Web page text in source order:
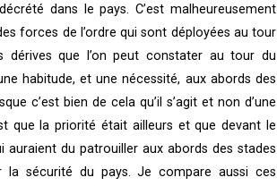
dans le pays. C’est malheureusement
forces de l’ordre qui sont déployées au tour
que l’on peut constater au tour du
habitude, et une nécessité, aux abords des
c’est bien de cela qu’il s’agit et non d’une
que la priorité était ailleurs et que devant le
du patrouiller aux abords des stades
sécurité du pays. Je compare aussi ces